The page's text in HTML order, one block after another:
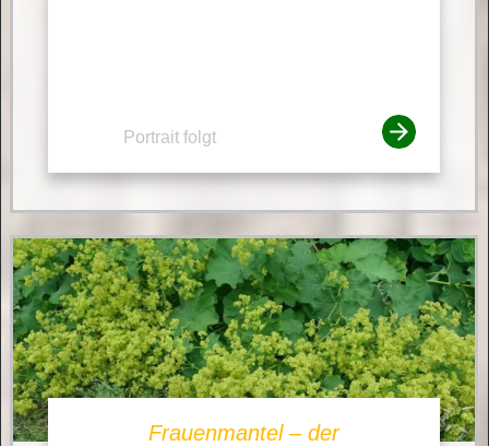
Portrait folgt
Frauenmantel – der